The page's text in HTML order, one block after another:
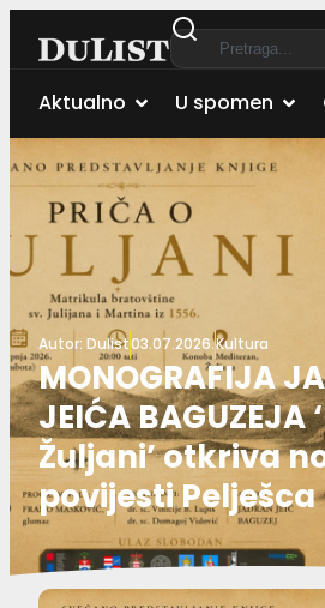
Aktualno U spomen
Autor: Dulist03.07.2026.Kultura
MONOGRAFIJA
JEIĆA BAGUZEJA
Žuljani’ otkriva
povijesti Pelješca